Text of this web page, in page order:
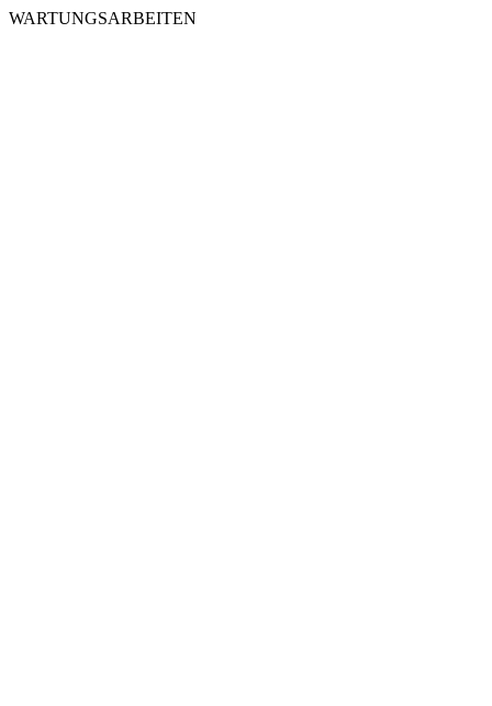
WARTUNGSARBEITEN